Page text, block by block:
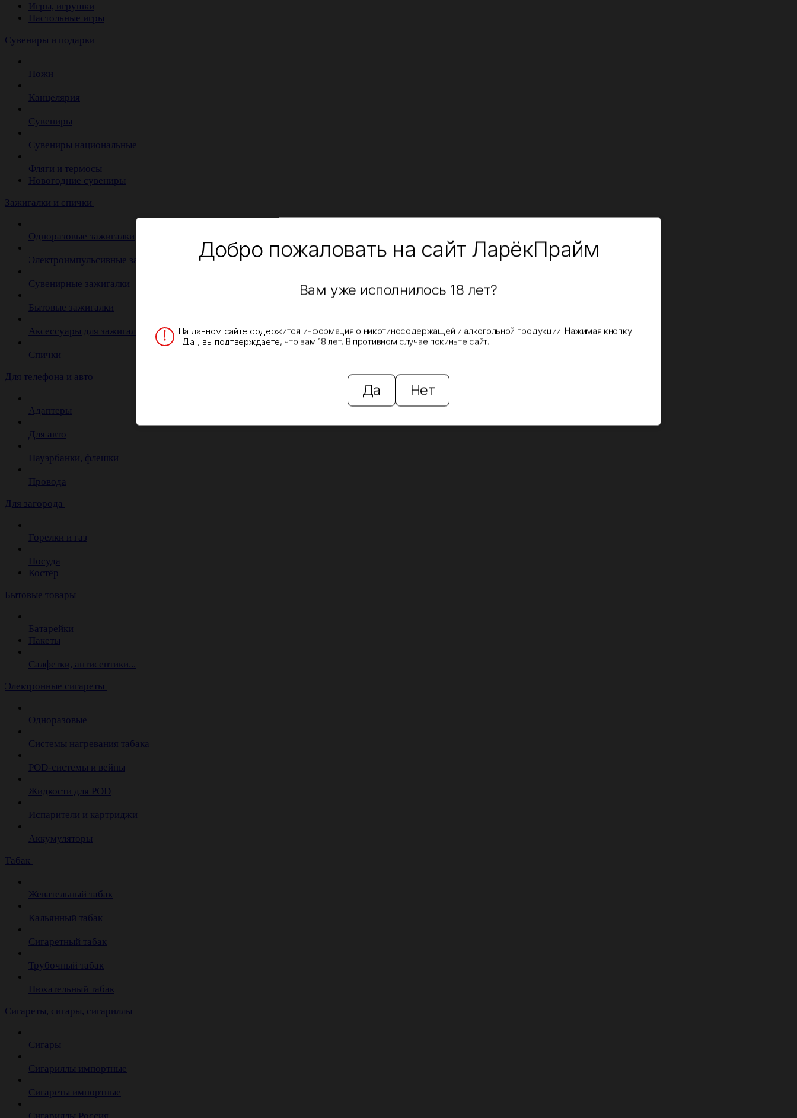
Игры, игрушки
Настольные игры
Сувениры и подарки
Ножи
Канцелярия
Сувениры
Сувениры национальные
Фляги и термосы
Новогодние сувениры
Зажигалки и спички
Одноразовые зажигалки
Электроимпульсивные зажигалки
Сувенирные зажигалки
Бытовые зажигалки
Аксессуары для зажигалок
Спички
Для телефона и авто
Адаптеры
Для авто
Пауэрбанки, флешки
Провода
Для загорода
Горелки и газ
Посуда
Костёр
Бытовые товары
Батарейки
Пакеты
Салфетки, антисептики...
Электронные сигареты
Одноразовые
Системы нагревания табака
POD-системы и вейпы
Жидкости для POD
Испарители и картриджи
Аккумуляторы
Табак
Жевательный табак
Кальянный табак
Сигаретный табак
Трубочный табак
Нюхательный табак
Cигареты, сигары, сигариллы
Сигары
Сигариллы импортные
Сигареты импортные
Добро пожаловать на сайт ЛарёкПрайм
Вам уже исполнилось 18 лет?
На данном сайте содержится информация о никотиносодержащей и алкогольной продукции. Нажимая кнопку
"Да", вы подтверждаете, что вам 18 лет. В противном случае покиньте сайт.
Да Нет